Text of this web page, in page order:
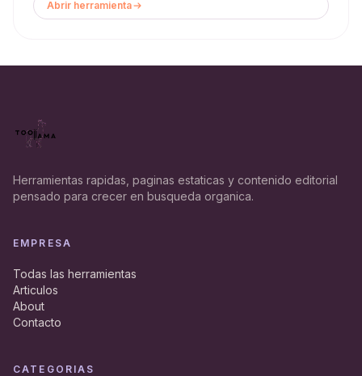
Abrir herramienta
Herramientas rapidas, paginas estaticas y contenido editorial
pensado para crecer en busqueda organica.
EMPRESA
Todas las herramientas
Articulos
About
Contacto
CATEGORIAS